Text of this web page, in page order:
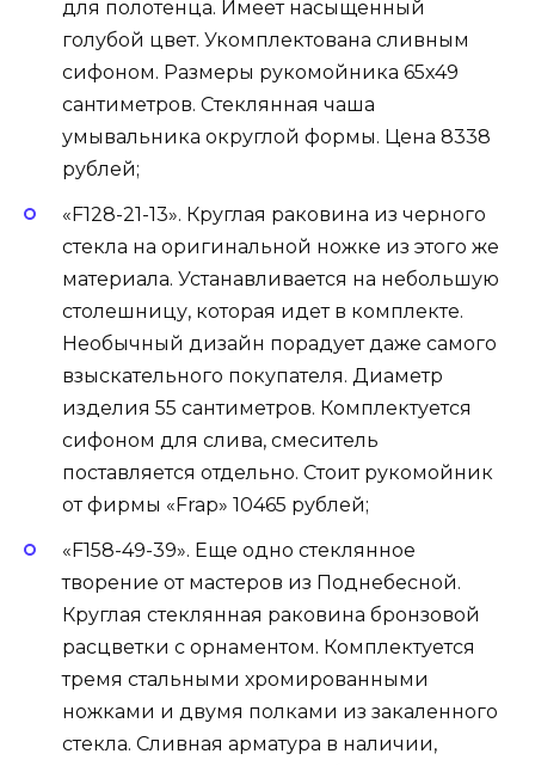
для полотенца. Имеет насыщенный
голубой цвет. Укомплектована сливным
сифоном. Размеры рукомойника 65х49
сантиметров. Стеклянная чаша
умывальника округлой формы. Цена 8338
рублей;
«F128-21-13». Круглая раковина из черного
стекла на оригинальной ножке из этого же
материала. Устанавливается на небольшую
столешницу, которая идет в комплекте.
Необычный дизайн порадует даже самого
взыскательного покупателя. Диаметр
изделия 55 сантиметров. Комплектуется
сифоном для слива, смеситель
поставляется отдельно. Стоит рукомойник
от фирмы «Frap» 10465 рублей;
«F158-49-39». Еще одно стеклянное
творение от мастеров из Поднебесной.
Круглая стеклянная раковина бронзовой
расцветки с орнаментом. Комплектуется
тремя стальными хромированными
ножками и двумя полками из закаленного
стекла. Сливная арматура в наличии,